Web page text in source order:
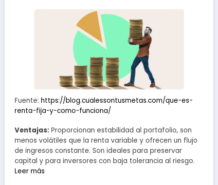
Fuente: https://blog.cualessontusmetas.com/que-es-
renta-fija-y-como-funciona/
Ventajas: Proporcionan estabilidad al portafolio, son
menos volátiles que la renta variable y ofrecen un flujo
de ingresos constante. Son ideales para preservar
capital y para inversores con baja tolerancia al riesgo.
Leer más